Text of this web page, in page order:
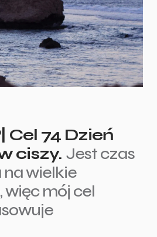
Cel 74 Dzień
ciszy. Jest czas
wielkie
więc mój cel